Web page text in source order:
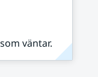
väntar.